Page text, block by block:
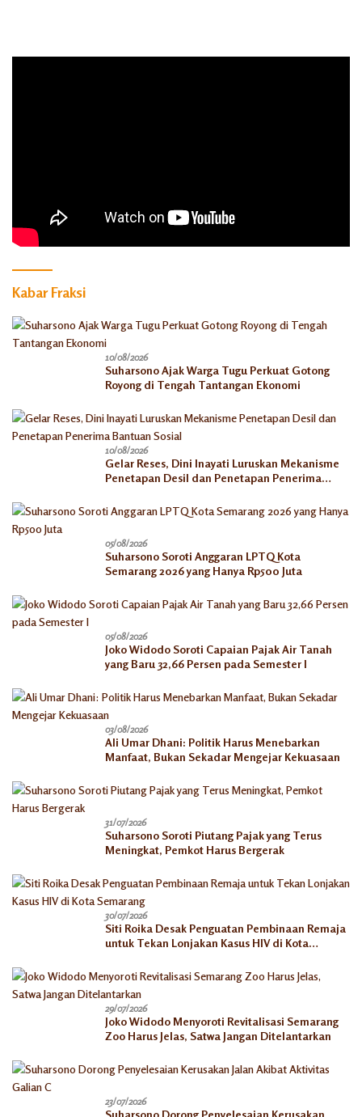
Kabar Fraksi
10/08/2026
Suharsono Ajak Warga Tugu Perkuat Gotong
Royong di Tengah Tantangan Ekonomi
10/08/2026
Gelar Reses, Dini Inayati Luruskan Mekanisme
Penetapan Desil dan Penetapan Penerima
05/08/2026
Suharsono Soroti Anggaran LPTQ Kota
Semarang 2026 yang Hanya Rp500 Juta
05/08/2026
Joko Widodo Soroti Capaian Pajak Air Tanah
yang Baru 32,66 Persen pada Semester I
03/08/2026
Ali Umar Dhani: Politik Harus Menebarkan
Manfaat, Bukan Sekadar Mengejar Kekuasaan
31/07/2026
Suharsono Soroti Piutang Pajak yang Terus
Meningkat, Pemkot Harus Bergerak
30/07/2026
Siti Roika Desak Penguatan Pembinaan Remaja
untuk Tekan Lonjakan Kasus HIV di Kota
29/07/2026
Joko Widodo Menyoroti Revitalisasi Semarang
Zoo Harus Jelas, Satwa Jangan Ditelantarkan
23/07/2026
Suharsono Dorong Penyelesaian Kerusakan